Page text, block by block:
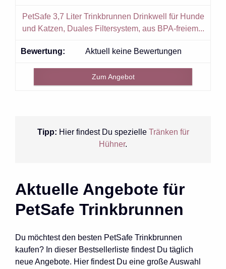
PetSafe 3,7 Liter Trinkbrunnen Drinkwell für Hunde
und Katzen, Duales Filtersystem, aus BPA-freiem...
Aktuell keine Bewertungen
Zum Angebot
Tipp: Hier findest Du spezielle Tränken für
Hühner.
Aktuelle Angebote für
PetSafe Trinkbrunnen
Du möchtest den besten PetSafe Trinkbrunnen
kaufen? In dieser Bestsellerliste findest Du täglich
neue Angebote. Hier findest Du eine große Auswahl